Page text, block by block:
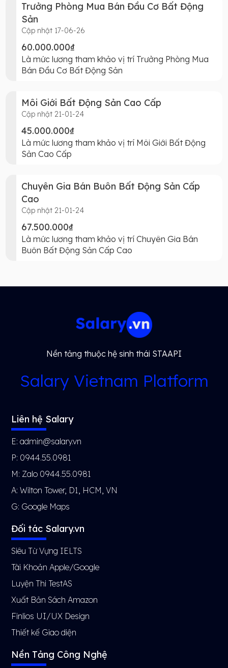
Trưởng Phòng Mua Bán Đầu Cơ Bất Động
Sản
Cập nhật 17-06-26
60.000.000₫
Là mức lương tham khảo vị trí Trưởng Phòng Mua
Bán Đầu Cơ Bất Động Sản
Môi Giới Bất Động Sản Cao Cấp
Cập nhật 21-01-24
45.000.000₫
Là mức lương tham khảo vị trí Môi Giới Bất Động
Sản Cao Cấp
Chuyên Gia Bán Buôn Bất Động Sản Cấp
Cao
Cập nhật 21-01-24
67.500.000₫
Là mức lương tham khảo vị trí Chuyên Gia Bán
Buôn Bất Động Sản Cấp Cao
Nền tảng thuộc hệ sinh thái STAAPI
Salary Vietnam Platform
Liên hệ Salary
E: admin@salary.vn
P: 0944.55.0981
M: Zalo 0944.55.0981
A: Wilton Tower, D1, HCM, VN
G: Google Maps
Đối tác Salary.vn
Siêu Từ Vựng IELTS
Tài Khoản Apple/Google
Luyện Thi TestAS
Xuất Bản Sách Amazon
Finlios UI/UX Design
Thiết kế Giao diện
Nền Tảng Công Nghệ